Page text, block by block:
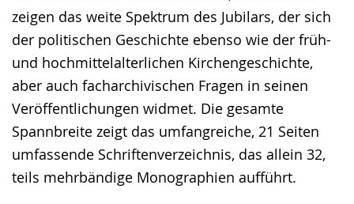
zeigen das weite Spektrum des Jubilars, der sich
der politischen Geschichte ebenso wie der früh-
und hochmittelalterlichen Kirchengeschichte,
aber auch facharchivischen Fragen in seinen
Veröffentlichungen widmet. Die gesamte
Spannbreite zeigt das umfangreiche, 21 Seiten
umfassende Schriftenverzeichnis, das allein 32,
teils mehrbändige Monographien aufführt.